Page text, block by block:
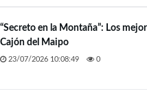
“Secreto en la Montaña”: Los
Cajón del Maipo
23/07/2026 10:08:49 0